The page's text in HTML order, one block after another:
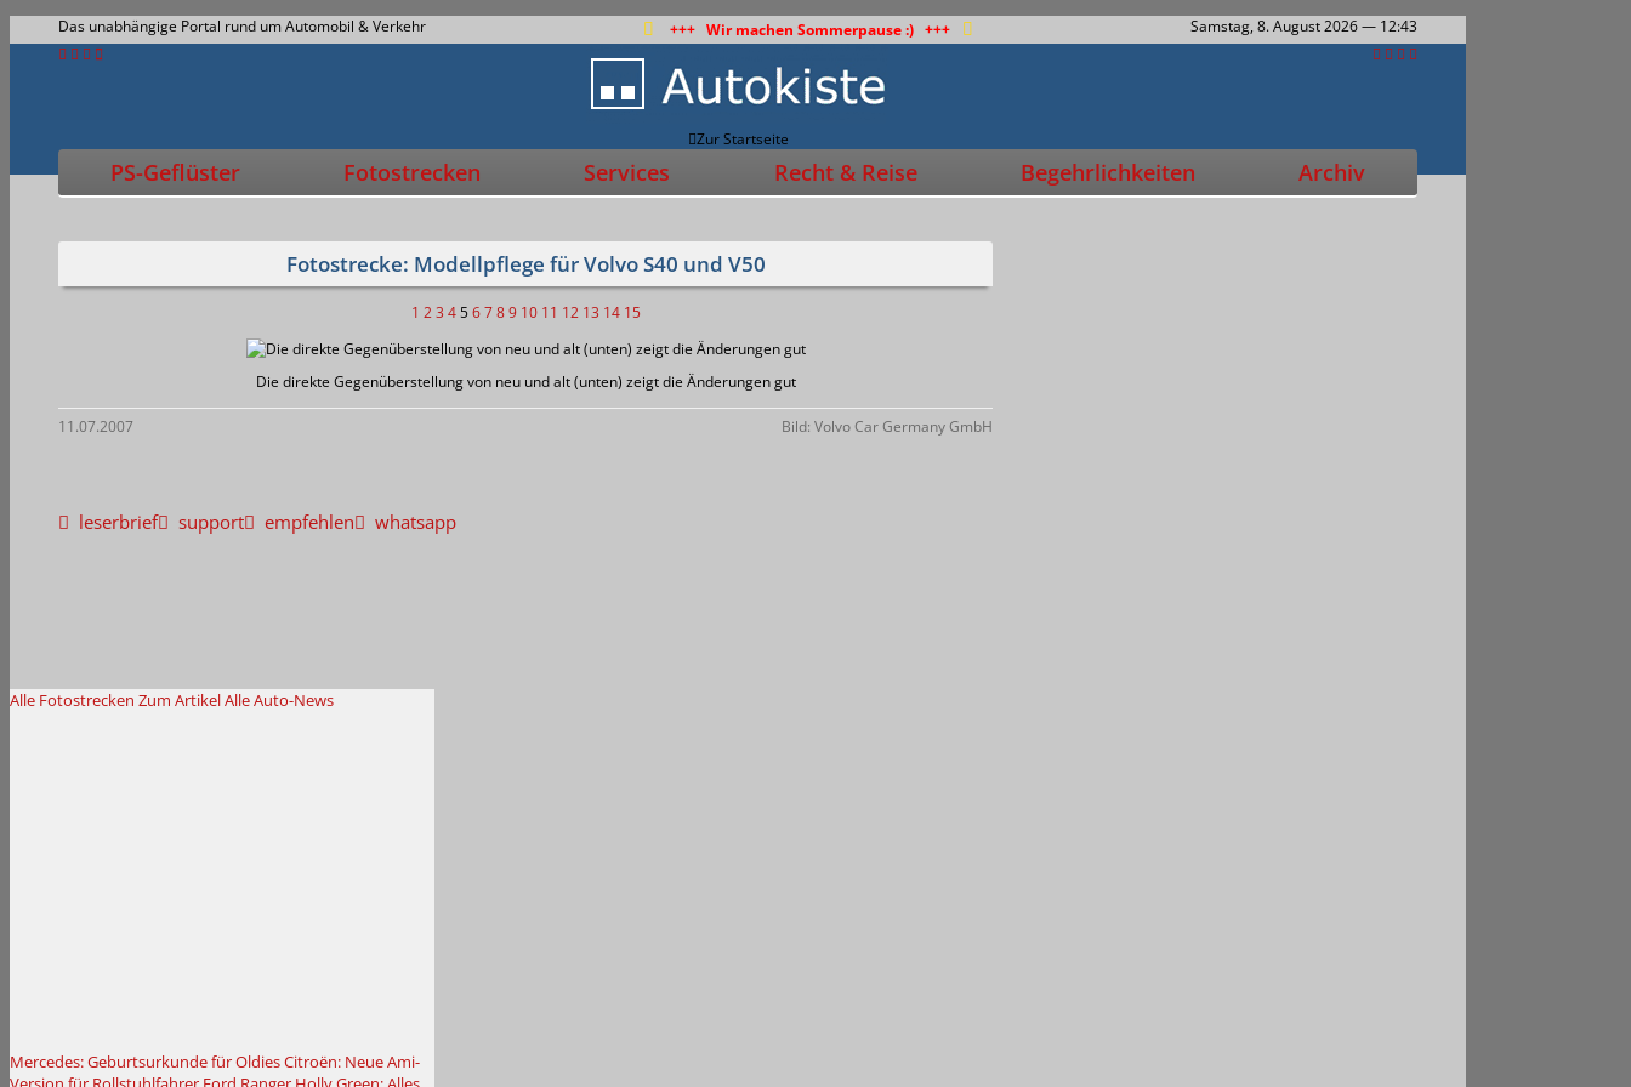
Das unabhängige Portal rund um Automobil & Verkehr +++ Wir machen Sommerpause :) +++ Samstag, 8. August 2026— 12:43
Zur Startseite
PS-Geflüster Fotostrecken Services Recht & Reise Begehrlichkeiten Archiv
Fotostrecke: Modellpflege für Volvo S40 und V50
1 2 3 4 5 6 7 8 9 10 11 12 13 14 15
Die direkte Gegenüberstellung von neu und alt (unten) zeigt die Änderungen gut
11.07.2007 Bild: Volvo Car Germany GmbH
leserbrief support empfehlen whatsapp
Alle Fotostrecken Zum ArtikelAlle Auto-News
Mercedes: Geburtsurkunde für OldiesCitroën: Neue Ami-